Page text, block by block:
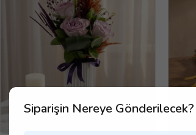
Siparişin Nereye Gönderilecek?